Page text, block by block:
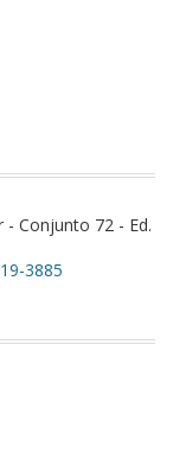
- Conjunto 72 - Ed.
3885